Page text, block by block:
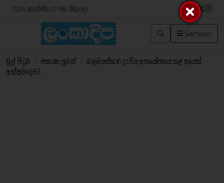
2026 අගෝස්තු 07 වන සිකුරාදා
Sections
මුල් පිටුව එසැණ පුවත්
බාලවයස්කාර දැරිය අපයෝජනය කළ අයෙක්
අත්අඩංගුවට..